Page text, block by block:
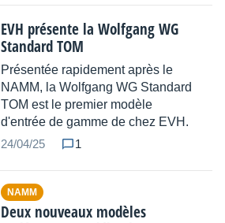
EVH présente la Wolfgang WG
Standard TOM
Présentée rapidement après le
NAMM, la Wolfgang WG Standard
TOM est le premier modèle
d'entrée de gamme de chez EVH.
24/04/25
1
NAMM
Deux nouveaux modèles